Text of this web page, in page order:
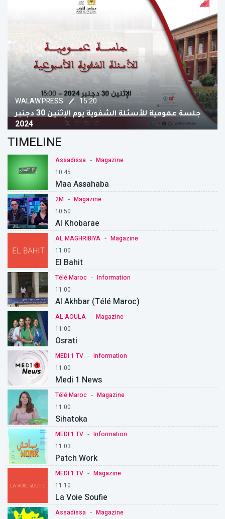
WALAW.PRESS 15:20
جلسة عمومية للأسئلة الشفوية يوم الإثنين 30 دجنبر
2024
TIMELINE
Assadissa - Magazine
10:45
Maa Assahaba
2M - Magazine
10:50
Al Khobarae
AL MAGHRIBIYA - Magazine
11:00
El Bahit
Télé Maroc - Information
11:00
Al Akhbar (Télé Maroc)
AL AOULA - Magazine
11:00
Osrati
MEDI 1 TV - Information
11:00
Medi 1 News
Télé Maroc - Magazine
11:00
Sihatoka
MEDI 1 TV - Information
11:03
Patch Work
MEDI 1 TV - Magazine
11:10
La Voie Soufie
Assadissa - Magazine